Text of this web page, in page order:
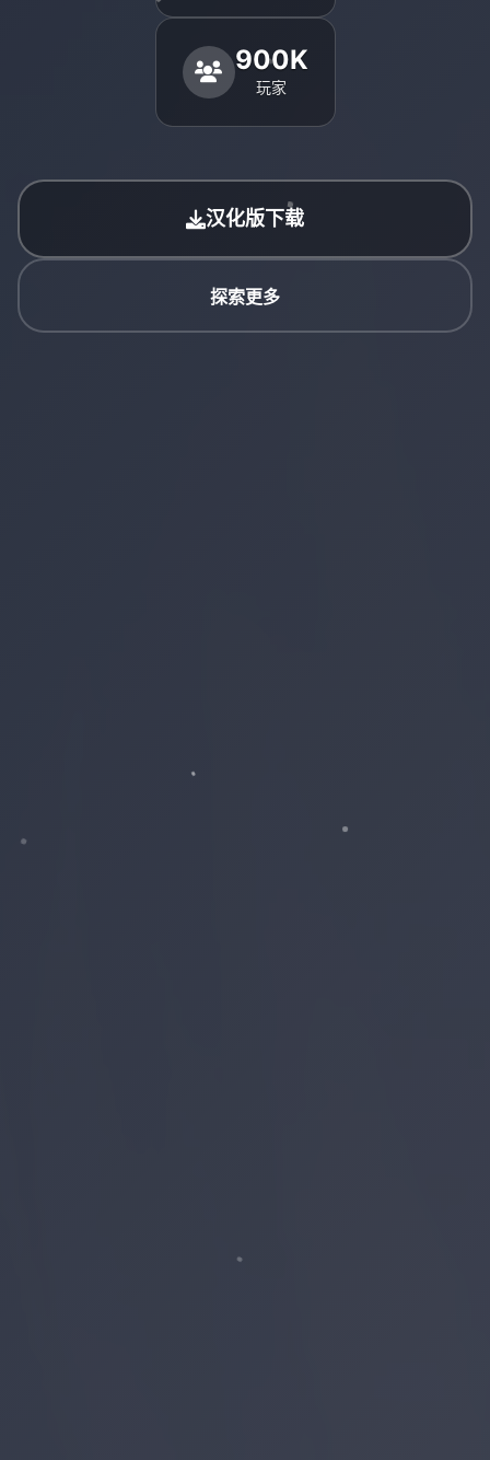
900K
玩家
汉化版下载
探索更多